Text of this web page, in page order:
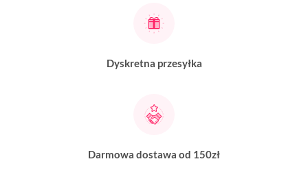
Dyskretna przesyłka
Darmowa dostawa od 150zł